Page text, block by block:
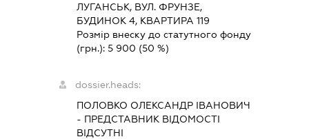
ЛУГАНСЬК, ВУЛ. ФРУНЗЕ,
БУДИНОК 4, КВАРТИРА 119
Розмір внеску до статутного фонду
(грн.): 5 900 (50 %)
dossier.heads:
ПОЛОВКО ОЛЕКСАНДР ІВАНОВИЧ
- ПРЕДСТАВНИК ВІДОМОСТІ
ВІДСУТНІ